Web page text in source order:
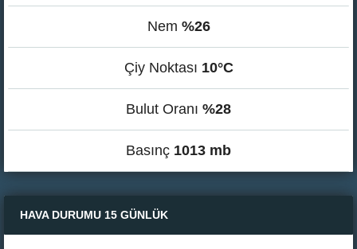
Nem %26
Çiy Noktası 10°C
Bulut Oranı %28
Basınç 1013 mb
HAVA DURUMU 15 GÜNLÜK